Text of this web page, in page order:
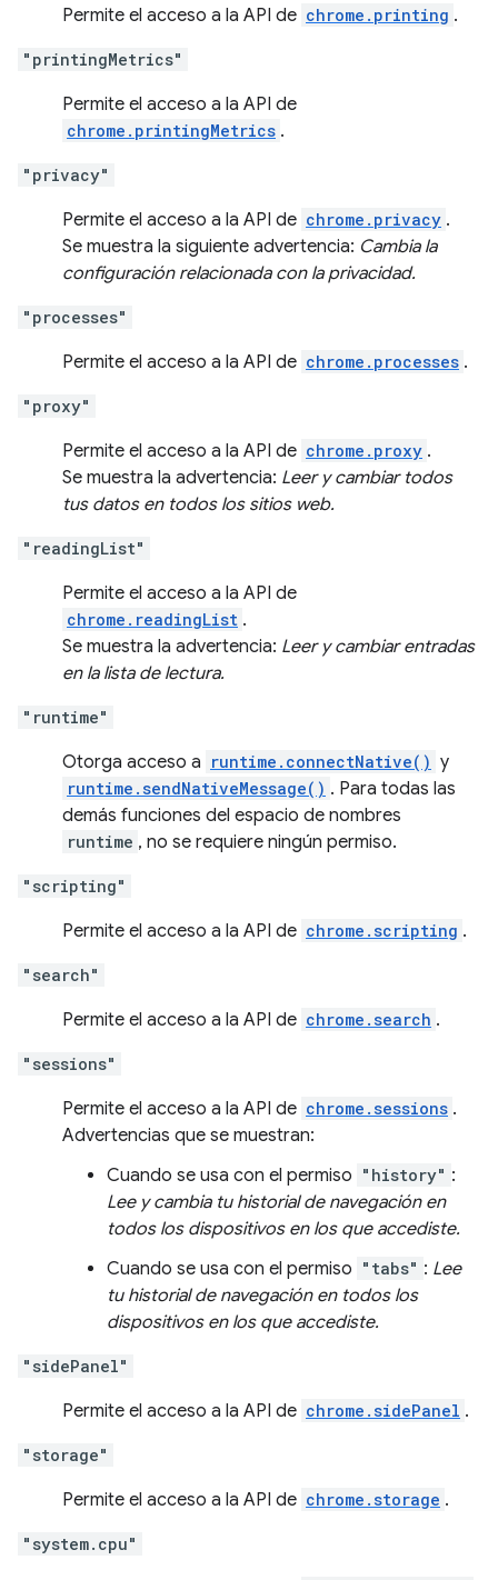
Permite el acceso a la API de chrome.printing .
"printingMetrics"
Permite el acceso a la API de
chrome.printingMetrics .
"privacy"
Permite el acceso a la API de chrome.privacy .
Se muestra la siguiente advertencia: Cambia la
configuración relacionada con la privacidad.
"processes"
Permite el acceso a la API de chrome.processes .
"proxy"
Permite el acceso a la API de chrome.proxy .
Se muestra la advertencia: Leer y cambiar todos
tus datos en todos los sitios web.
"readingList"
Permite el acceso a la API de
chrome.readingList .
Se muestra la advertencia: Leer y cambiar entradas
en la lista de lectura.
"runtime"
Otorga acceso a runtime.connectNative() y
runtime.sendNativeMessage() . Para todas las
demás funciones del espacio de nombres
runtime , no se requiere ningún permiso.
"scripting"
Permite el acceso a la API de chrome.scripting .
"search"
Permite el acceso a la API de chrome.search .
"sessions"
Permite el acceso a la API de chrome.sessions .
Advertencias que se muestran:
Cuando se usa con el permiso "history" :
Lee y cambia tu historial de navegación en
todos los dispositivos en los que accediste.
Cuando se usa con el permiso "tabs" : Lee
tu historial de navegación en todos los
dispositivos en los que accediste.
"sidePanel"
Permite el acceso a la API de chrome.sidePanel .
"storage"
Permite el acceso a la API de chrome.storage .
"system.cpu"